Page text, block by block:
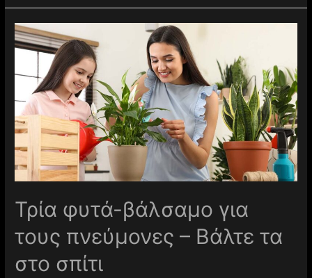
Τρία φυτά-βάλσαμο για
τους πνεύμονες – Βάλτε τα
στο σπίτι